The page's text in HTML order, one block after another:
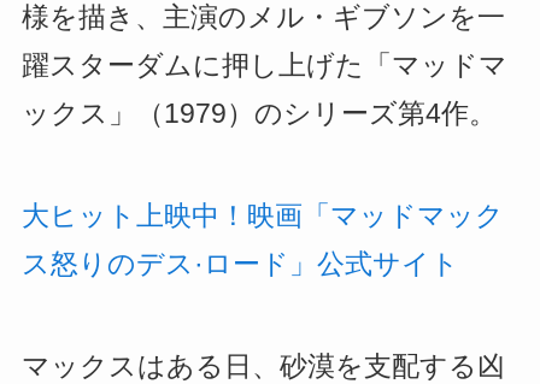
様を描き、主演のメル・ギブソンを一
躍スターダムに押し上げた「マッドマ
ックス」（1979）のシリーズ第4作。
大ヒット上映中！映画「マッドマック
ス怒りのデス·ロード」公式サイト
マックスはある日、砂漠を支配する凶